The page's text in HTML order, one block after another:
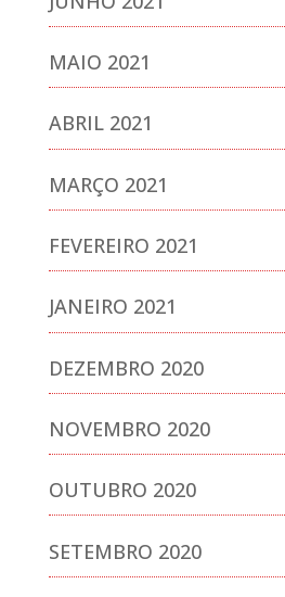
MAIO 2021
ABRIL 2021
MARÇO 2021
FEVEREIRO 2021
JANEIRO 2021
DEZEMBRO 2020
NOVEMBRO 2020
OUTUBRO 2020
SETEMBRO 2020